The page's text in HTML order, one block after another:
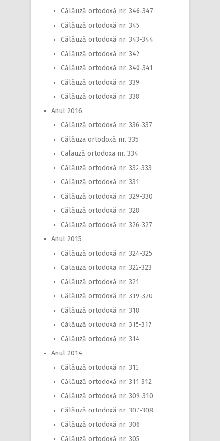
Călăuză ortodoxă nr. 346-347
Călăuză ortodoxă nr. 345
Călăuză ortodoxă nr. 343-344
Călăuză ortodoxă nr. 342
Călăuză ortodoxă nr. 340-341
Călăuză ortodoxă nr. 339
Călăuză ortodoxă nr. 338
Anul 2016
Călăuză ortodoxă nr. 336-337
Călăuza ortodoxă nr. 335
Calauză ortodoxa nr. 334
Călăuză ortodoxă nr. 332-333
Călăuză ortodoxă nr. 331
Călăuză ortodoxă nr. 329-330
Călăuză ortodoxă nr. 328
Călăuză ortodoxă nr. 326-327
Anul 2015
Călăuză ortodoxă nr. 324-325
Călăuză ortodoxă nr. 322-323
Călăuză ortodoxă nr. 321
Călăuză ortodoxă nr. 319-320
Călăuză ortodoxă nr. 318
Călăuză ortodoxă nr. 315-317
Călăuză ortodoxă nr. 314
Anul 2014
Călăuză ortodoxă nr. 313
Călăuză ortodoxă nr. 311-312
Călăuză ortodoxă nr. 309-310
Călăuză ortodoxă nr. 307-308
Călăuză ortodoxă nr. 306
Călăuză ortodoxă nr. 305